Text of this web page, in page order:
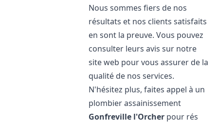
Nous sommes fiers de nos
résultats et nos clients satisfaits
en sont la preuve. Vous pouvez
consulter leurs avis sur notre
site web pour vous assurer de la
qualité de nos services.
N'hésitez plus, faites appel à un
plombier assainissement
Gonfreville l'Orcher pour rés